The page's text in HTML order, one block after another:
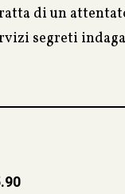
di un
segreti
scelte di